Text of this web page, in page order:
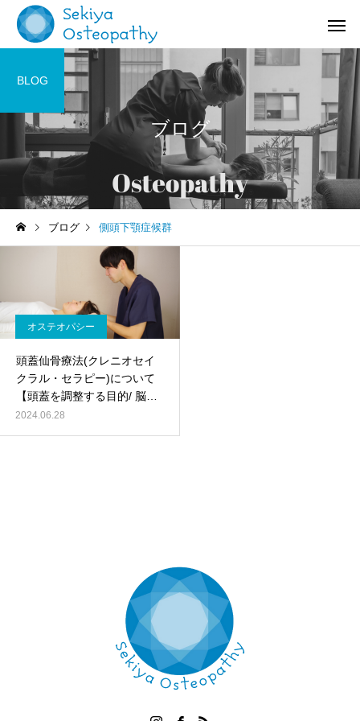
お知らせ
オステオパシー施術＠国立
(くにたち)市
施術記録
【症例紹介】活動量の
ブログ
BLOG
ブログ 側頭下顎症候群
オステオパシー
頭蓋仙骨療法(クレニオセイ
クラル・セラピー)について
【頭蓋を調整する目的/ 脳脊
髄液の流れ / サザーランドと
2024.06.28